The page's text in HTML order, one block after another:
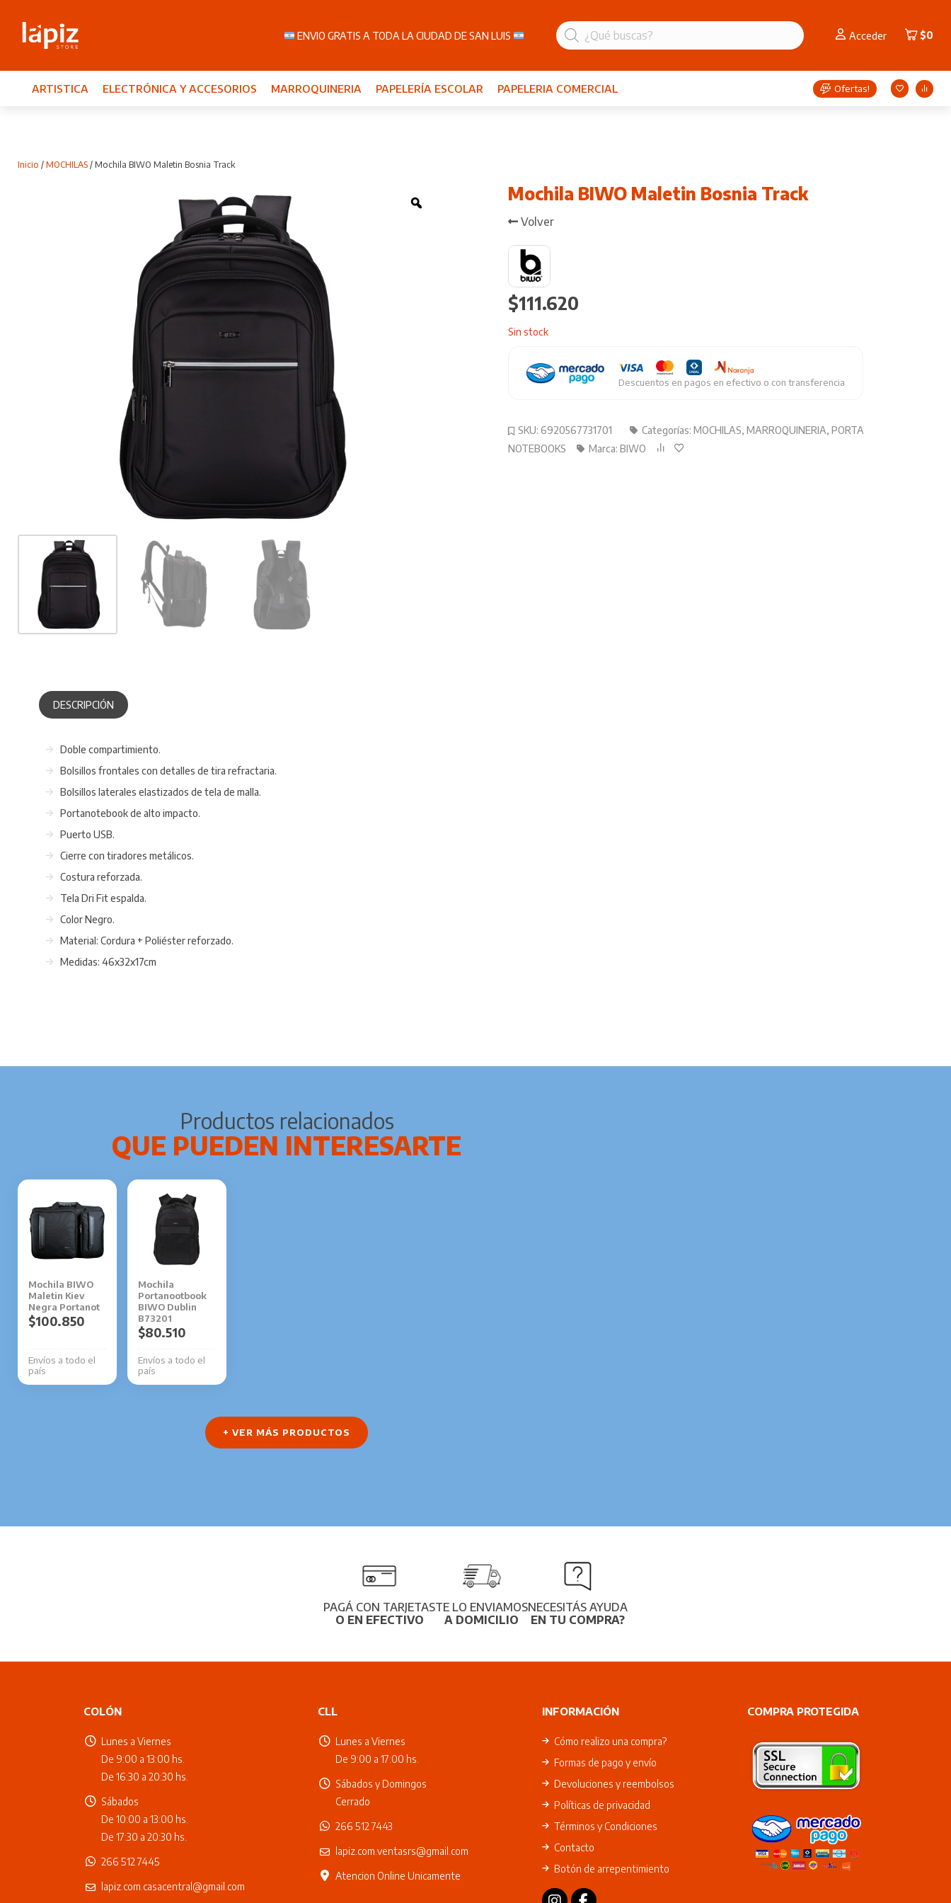
Búsqueda
de
productos
Acceder $0
ENVIO GRATIS A TODA LA CIUDAD DE SAN LUIS
ARTISTICA ELECTRÓNICA Y ACCESORIOS MARROQUINERIA PAPELERÍA ESCOLAR PAPELERIA COMERCIAL Ofertas!
Inicio / MOCHILAS / Mochila BIWO Maletin Bosnia Track
Mochila BIWO Maletin Bosnia Track
Volver
$111.620
Sin stock
SKU: 6920567731701 Categorías: MOCHILAS, MARROQUINERIA, PORTA
NOTEBOOKS
Marca: BIWO
Descuentos en pagos en efectivo o con transferencia
DESCRIPCIÓN
Doble compartimiento.
Bolsillos frontales con detalles de tira refractaria.
Bolsillos laterales elastizados de tela de malla.
Portanotebook de alto impacto.
Puerto USB.
Cierre con tiradores metálicos.
Costura reforzada.
Tela Dri Fit espalda.
Color Negro.
Material: Cordura + Poliéster reforzado.
Medidas: 46x32x17cm
Productos relacionados
Mochila BIWO
Maletin Kiev
Negra Portanot
Envíos a todo el
país
$100.850
Mochila
Portanootbook
BIWO Dublin
B73201
Envíos a todo el
país
$80.510
+ VER MÁS PRODUCTOS
PAGÁ CON TARJETAS
O EN EFECTIVO
TE LO ENVIAMOS
A DOMICILIO
NECESITÁS AYUDA
EN TU COMPRA?
COLÓN
Lunes a Viernes
De 9:00 a 13:00 hs.
De 16:30 a 20:30 hs.
Sábados
De 10:00 a 13:00 hs.
De 17:30 a 20:30 hs.
266 512 7445
lapiz.com.casacentral@gmail.com
CLL
Lunes a Viernes
De 9:00 a 17:00 hs.
Sábados y Domingos
Cerrado
266 512 7443
lapiz.com.ventasrs@gmail.com
Atencion Online Unicamente
INFORMACIÓN
Cómo realizo una compra?
Formas de pago y envío
Devoluciones y reembolsos
Políticas de privacidad
Términos y Condiciones
Contacto
Botón de arrepentimiento
COMPRA PROTEGIDA